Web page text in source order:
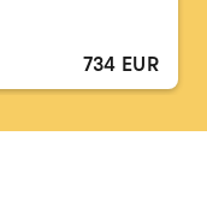
734 EUR